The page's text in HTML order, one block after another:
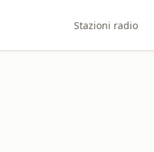
Stazioni radio